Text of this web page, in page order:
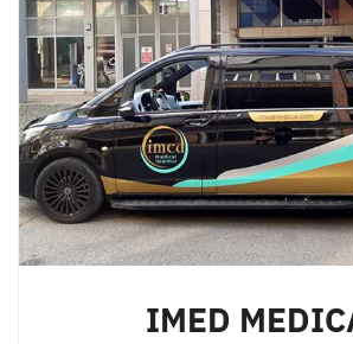
IMED